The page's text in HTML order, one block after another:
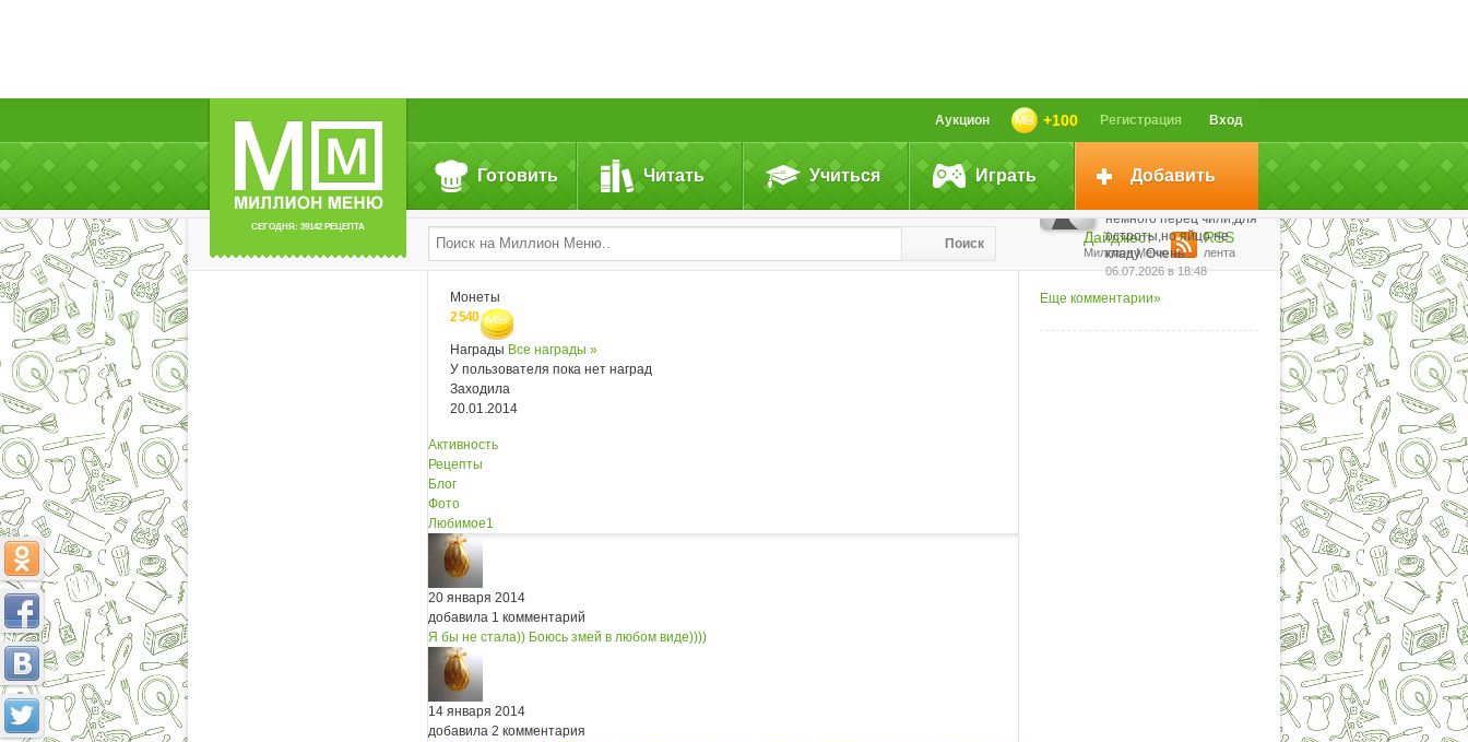
СЕГОДНЯ: 39142 РЕЦЕПТА
Вход
Регистрация
+100
Аукцион
Готовить Читать Учиться Играть Добавить
Поиск Дайджест
Миллион Меню
RSS
лента
Монеты
2 540
Награды Все награды »
У пользователя пока нет наград
Заходила
20.01.2014
Активность
Рецепты
Блог
Фото
Любимое1
20 января 2014
добавила 1 комментарий
Я бы не стала)) Боюсь змей в любом виде))))
14 января 2014
добавила 2 комментария
сколько?
13.07.2026 в 22:23
Готовлю этот салат лет
немного перец чили,для
остроты,но яйцо не
кладу. Очень...
06.07.2026 в 18:48
Еще комментарии»